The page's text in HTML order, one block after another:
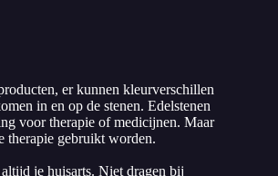
er kunnen kleurverschillen
in en op de stenen. Edelstenen
voor therapie of medicijnen. Maar
therapie gebruikt worden.
je huisarts. Niet dragen bij